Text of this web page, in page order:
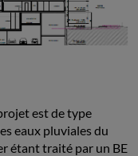
est de type
eaux pluviales du
étant traité par un BE